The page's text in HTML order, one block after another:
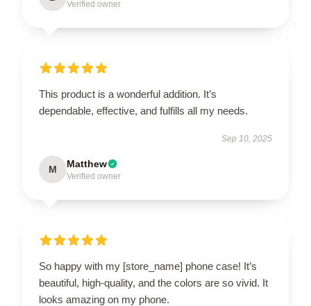
Verified owner
This product is a wonderful addition. It’s
dependable, effective, and fulfills all my needs.
Sep 10, 2025
M Matthew
Verified owner
So happy with my [store_name] phone case! It’s
beautiful, high-quality, and the colors are so vivid. It
looks amazing on my phone.